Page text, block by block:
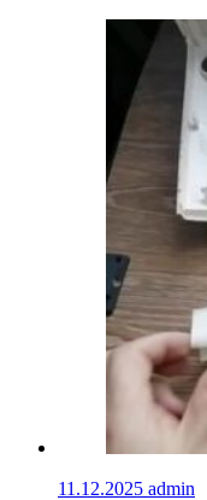
11.12.2025 admin